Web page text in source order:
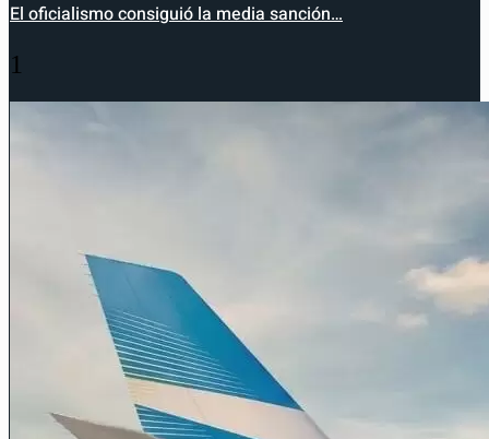
El oficialismo consiguió la media sanción…
1